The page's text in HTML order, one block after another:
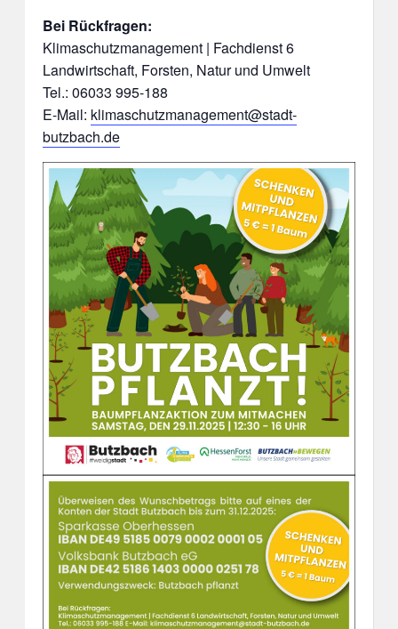
Bei Rückfragen:
Klimaschutzmanagement | Fachdienst 6
Landwirtschaft, Forsten, Natur und Umwelt
Tel.: 06033 995-188
E-Mail: klimaschutzmanagement@stadt-
butzbach.de